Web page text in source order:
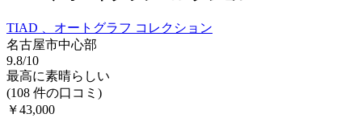
TIAD 、オートグラフ コレクション
名古屋市中心部
9.8/10
最高に素晴らしい
(108 件の口コミ)
￥43,000